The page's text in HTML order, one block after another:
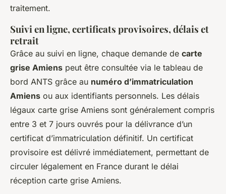
traitement.
Suivi en ligne, certificats provisoires, délais et
retrait
Grâce au suivi en ligne, chaque demande de carte
grise Amiens peut être consultée via le tableau de
bord ANTS grâce au numéro d’immatriculation
Amiens ou aux identifiants personnels. Les délais
légaux carte grise Amiens sont généralement compris
entre 3 et 7 jours ouvrés pour la délivrance d’un
certificat d’immatriculation définitif. Un certificat
provisoire est délivré immédiatement, permettant de
circuler légalement en France durant le délai
réception carte grise Amiens.